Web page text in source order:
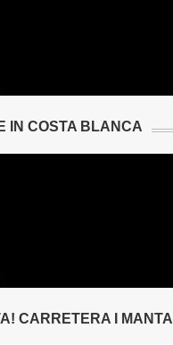
IN COSTA BLANCA
CARRETERA I MANTA